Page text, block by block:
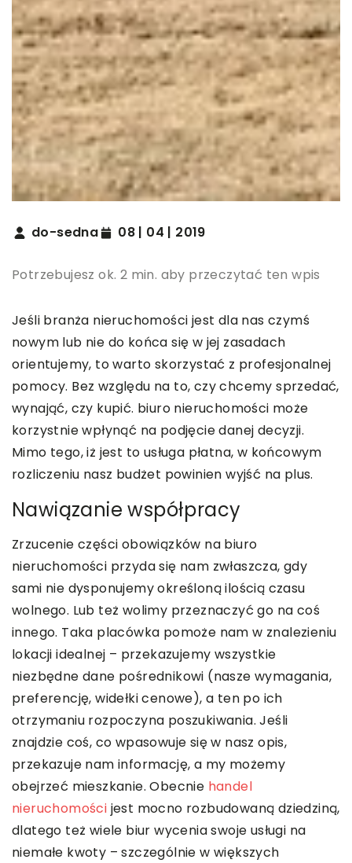
do-sedna 08 | 04 | 2019
Potrzebujesz ok. 2 min. aby przeczytać ten wpis
Jeśli branża nieruchomości jest dla nas czymś
nowym lub nie do końca się w jej zasadach
orientujemy, to warto skorzystać z profesjonalnej
pomocy. Bez względu na to, czy chcemy sprzedać,
wynająć, czy kupić. biuro nieruchomości może
korzystnie wpłynąć na podjęcie danej decyzji.
Mimo tego, iż jest to usługa płatna, w końcowym
rozliczeniu nasz budżet powinien wyjść na plus.
Nawiązanie współpracy
Zrzucenie części obowiązków na biuro
nieruchomości przyda się nam zwłaszcza, gdy
sami nie dysponujemy określoną ilością czasu
wolnego. Lub też wolimy przeznaczyć go na coś
innego. Taka placówka pomoże nam w znalezieniu
lokacji idealnej – przekazujemy wszystkie
niezbędne dane pośrednikowi (nasze wymagania,
preferencję, widełki cenowe), a ten po ich
otrzymaniu rozpoczyna poszukiwania. Jeśli
znajdzie coś, co wpasowuje się w nasz opis,
przekazuje nam informację, a my możemy
obejrzeć mieszkanie. Obecnie handel
nieruchomości jest mocno rozbudowaną dziedziną,
dlatego też wiele biur wycenia swoje usługi na
niemałe kwoty – szczególnie w większych